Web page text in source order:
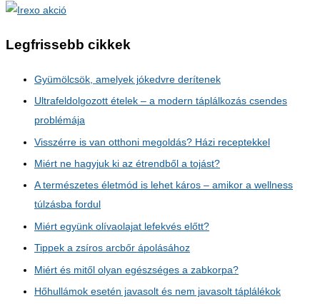
felfekvés?
Legfrissebb cikkek
Gyümölcsök, amelyek jókedvre derítenek
Ultrafeldolgozott ételek – a modern táplálkozás csendes
problémája
Visszérre is van otthoni megoldás? Házi receptekkel
Miért ne hagyjuk ki az étrendből a tojást?
A természetes életmód is lehet káros – amikor a wellness
túlzásba fordul
Miért együnk olívaolajat lefekvés előtt?
Tippek a zsíros arcbőr ápolásához
Miért és mitől olyan egészséges a zabkorpa?
Hőhullámok esetén javasolt és nem javasolt táplálékok